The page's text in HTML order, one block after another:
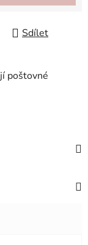
Sdílet
poštovné